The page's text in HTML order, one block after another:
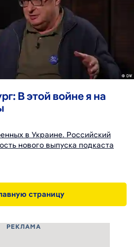
В этой войне я на
в Украине. Российский
нового выпуска подкаста
страницу
РЕКЛАМА